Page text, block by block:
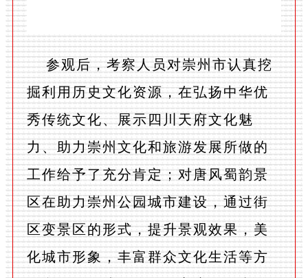
参观后，考察人员对崇州市认真挖
掘利用历史文化资源，在弘扬中华优
秀传统文化、展示四川天府文化魅
力、助力崇州文化和旅游发展所做的
工作给予了充分肯定；对唐风蜀韵景
区在助力崇州公园城市建设，通过街
区变景区的形式，提升景观效果，美
化城市形象，丰富群众文化生活等方